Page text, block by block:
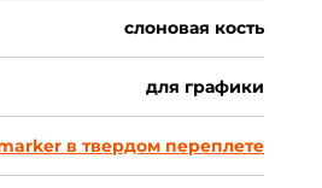
слоновая кость
для графики
в твердом переплете